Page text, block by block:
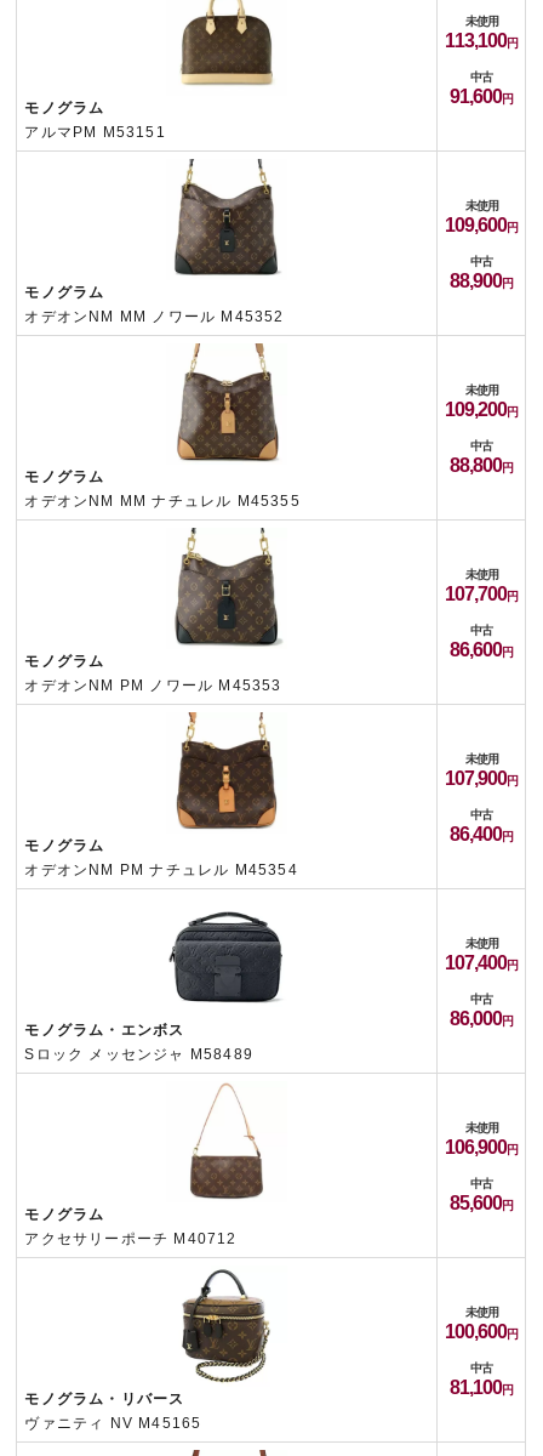
モノグラム
アルマPM M53151
未使用
113,100
中古
91,600
モノグラム
オデオンNM MM ノワール M45352
未使用
109,600
中古
88,900
モノグラム
オデオンNM MM ナチュレル M45355
未使用
109,200
中古
88,800
モノグラム
オデオンNM PM ノワール M45353
未使用
107,700
中古
86,600
モノグラム
オデオンNM PM ナチュレル M45354
未使用
107,900
中古
86,400
モノグラム・エンボス
Sロック メッセンジャ M58489
未使用
107,400
中古
86,000
モノグラム
アクセサリーポーチ M40712
未使用
106,900
中古
85,600
モノグラム・リバース
ヴァニティ NV M45165
未使用
100,600
中古
81,100